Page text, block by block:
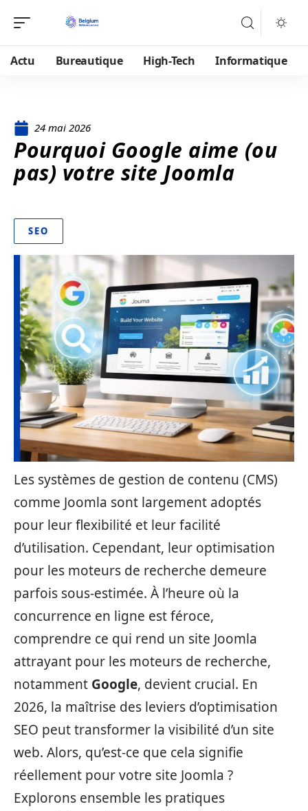
Actu Bureautique High-Tech Informatique
24 mai 2026
Pourquoi Google aime (ou
pas) votre site Joomla
SEO
Les systèmes de gestion de contenu (CMS)
comme Joomla sont largement adoptés
pour leur flexibilité et leur facilité
d’utilisation. Cependant, leur optimisation
pour les moteurs de recherche demeure
parfois sous-estimée. À l’heure où la
concurrence en ligne est féroce,
comprendre ce qui rend un site Joomla
attrayant pour les moteurs de recherche,
notamment Google, devient crucial. En
2026, la maîtrise des leviers d’optimisation
SEO peut transformer la visibilité d’un site
web. Alors, qu’est-ce que cela signifie
réellement pour votre site Joomla ?
Explorons ensemble les pratiques